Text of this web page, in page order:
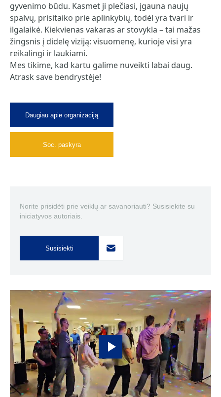
gyvenimo būdu. Kasmet ji plečiasi, įgauna naujų
spalvų, prisitaiko prie aplinkybių, todėl yra tvari ir
ilgalaikė. Kiekvienas vakaras ar stovykla – tai mažas
žingsnis į didelę viziją: visuomenę, kurioje visi yra
reikalingi ir laukiami.
Mes tikime, kad kartu galime nuveikti labai daug.
Atrask save bendrystėje!
Daugiau apie organizaciją
Soc. paskyra
Norite prisidėti prie veiklų ar savanoriauti? Susisiekite su
iniciatyvos autoriais.
Susisiekti